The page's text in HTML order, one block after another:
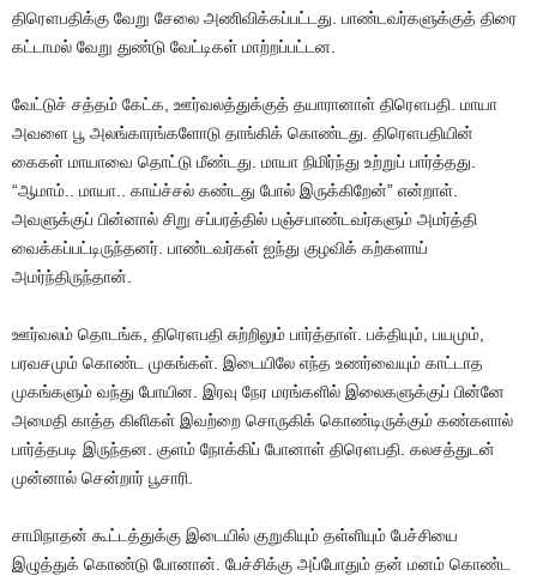
திரௌபதிக்கு வேறு சேலை அணிவிக்கப்பட்டது. பாண்டவர்களுக்குத் திரை
கட்டாமல் வேறு துண்டு வேட்டிகள் மாற்றப்பட்டன.
வேட்டுச் சத்தம் கேட்க, ஊர்வலத்துக்குத் தயாரானாள் திரௌபதி. மாயா
அவளை பூ அலங்காரங்களோடு தாங்கிக் கொண்டது. திரௌபதியின்
கைகள் மாயாவை தொட்டு மீண்டது. மாயா நிமிர்ந்து உற்றுப் பார்த்தது.
“ஆமாம்.. மாயா.. காய்ச்சல் கண்டது போல் இருக்கிறேன்” என்றாள்.
அவளுக்குப் பின்னால் சிறு சப்பரத்தில் பஞ்சபாண்டவர்களும் அமர்த்தி
வைக்கப்பட்டிருந்தனர். பாண்டவர்கள் ஐந்து குழவிக் கற்களாய்
அமர்ந்திருந்தான்.
ஊர்வலம் தொடங்க, திரௌபதி சுற்றிலும் பார்த்தாள். பக்தியும், பயமும்,
பரவசமும் கொண்ட முகங்கள். இடையிலே எந்த உணர்வையும் காட்டாத
முகங்களும் வந்து போயின. இரவு நேர மரங்களில் இலைகளுக்குப் பின்னே
அமைதி காத்த கிளிகள் இவற்றை சொருகிக் கொண்டிருக்கும் கண்களால்
பார்த்தபடி இருந்தன. குளம் நோக்கிப் போனாள் திரௌபதி. கலசத்துடன்
முன்னால் சென்றார் பூசாரி.
சாமிநாதன் கூட்டத்துக்கு இடையில் குறுகியும் தள்ளியும் பேச்சியை
இழுத்துக் கொண்டு போனான். பேச்சிக்கு அப்போதும் தன் மனம் கொண்ட